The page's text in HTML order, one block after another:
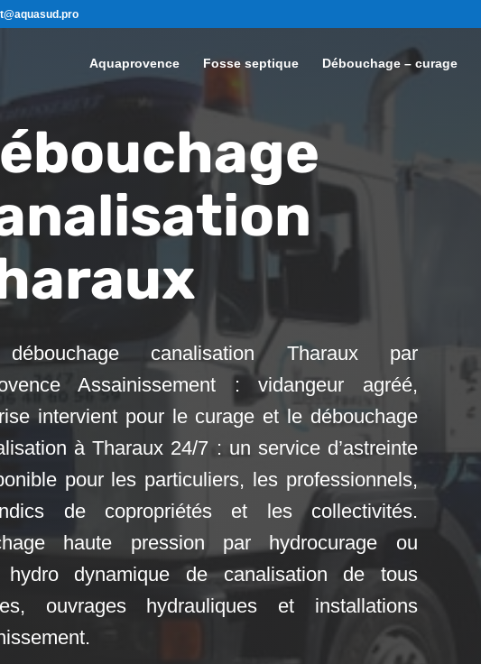
Aquaprovence Fosse septique Débouchage – curage
canalisation Tharaux par
Assainissement : vidangeur agréé,
intervient pour le curage et le débouchage
à Tharaux 24/7 : un service d’astreinte
pour les particuliers, les professionnels,
de copropriétés et les collectivités.
haute pression par hydrocurage ou
hydro dynamique de canalisation de tous
ouvrages hydrauliques et installations